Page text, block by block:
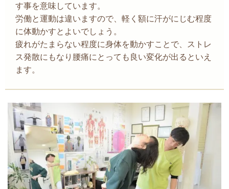
す事を意味しています。
労働と運動は違いますので、軽く額に汗がにじむ程度
に体動かすとよいでしょう。
疲れがたまらない程度に身体を動かすことで、ストレ
ス発散にもなり腰痛にとっても良い変化が出るといえ
ます。